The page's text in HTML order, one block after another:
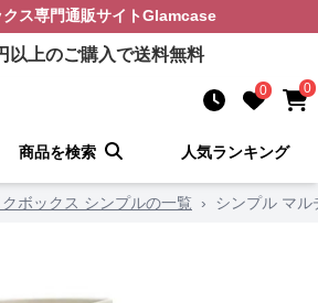
クス専門通販サイトGlamcase
以上のご購入で送料無料
0 0
商品を検索 人気ランキング
クボックス シンプルの一覧 › シンプル マル